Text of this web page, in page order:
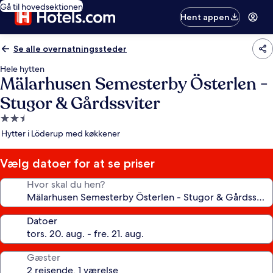
Gå til hovedsektionen
Hent appen
Se alle overnatningssteder
Hele hytten
Mälarhusen Semesterby Österlen -
Stugor & Gårdssviter
2.5-
stjernet
Hytter i Löderup med køkkener
Vælg datoer for at se priser
Hvor skal du hen?
Datoer
Gæster